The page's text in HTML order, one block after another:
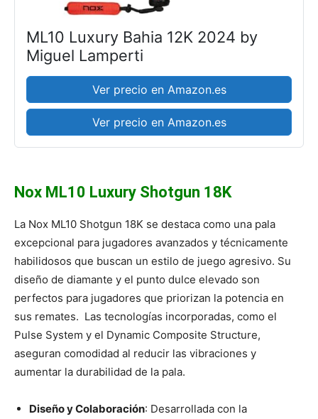
ML10 Luxury Bahia 12K 2024 by
Miguel Lamperti
Ver precio en Amazon.es
Ver precio en Amazon.es
Nox ML10 Luxury Shotgun 18K
La Nox ML10 Shotgun 18K se destaca como una pala
excepcional para jugadores avanzados y técnicamente
habilidosos que buscan un estilo de juego agresivo. Su
diseño de diamante y el punto dulce elevado son
perfectos para jugadores que priorizan la potencia en
sus remates. Las tecnologías incorporadas, como el
Pulse System y el Dynamic Composite Structure,
aseguran comodidad al reducir las vibraciones y
aumentar la durabilidad de la pala.
Diseño y Colaboración: Desarrollada con la